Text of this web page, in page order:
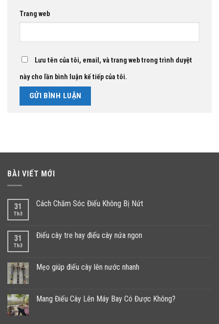
Trang web
Lưu tên của tôi, email, và trang web trong trình duyệt
này cho lần bình luận kế tiếp của tôi.
BÀI VIẾT MỚI
31
Th3
Cách Chăm Sóc Điếu Không Bị Nứt
31
Th3
Điếu cày tre hay điếu cày nứa ngon
Mẹo giúp điếu cày lên nước nhanh
Mang Điếu Cày Lên Máy Bay Có Được Không?